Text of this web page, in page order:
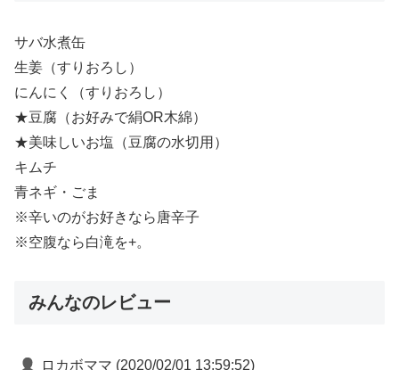
サバ水煮缶
生姜（すりおろし）
にんにく（すりおろし）
★豆腐（お好みで絹OR木綿）
★美味しいお塩（豆腐の水切用）
キムチ
青ネギ・ごま
※辛いのがお好きなら唐辛子
※空腹なら白滝を+。
みんなのレビュー
ロカボママ (2020/02/01 13:59:52)